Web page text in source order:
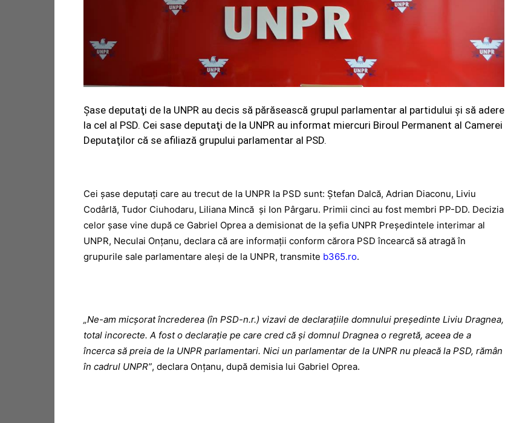
Şase deputaţi de la UNPR au decis să părăsească grupul parlamentar al partidului şi să adere
la cel al PSD. Cei sase deputaţi de la UNPR au informat miercuri Biroul Permanent al Camerei
Deputaţilor că se afiliază grupului parlamentar al PSD.
Cei şase deputaţi care au trecut de la UNPR la PSD sunt: Ştefan Dalcă, Adrian Diaconu, Liviu
Codârlă, Tudor Ciuhodaru, Liliana Mincă şi Ion Pârgaru. Primii cinci au fost membri PP-DD. Decizia
celor şase vine după ce Gabriel Oprea a demisionat de la şefia UNPR Preşedintele interimar al
UNPR, Neculai Onţanu, declara că are informaţii conform cărora PSD încearcă să atragă în
grupurile sale parlamentare aleşi de la UNPR, transmite b365.ro.
„Ne-am micşorat încrederea (în PSD-n.r.) vizavi de declaraţiile domnului preşedinte Liviu Dragnea,
total incorecte. A fost o declaraţie pe care cred că şi domnul Dragnea o regretă, aceea de a
încerca să preia de la UNPR parlamentari. Nici un parlamentar de la UNPR nu pleacă la PSD, rămân
în cadrul UNPR”, declara Onţanu, după demisia lui Gabriel Oprea.